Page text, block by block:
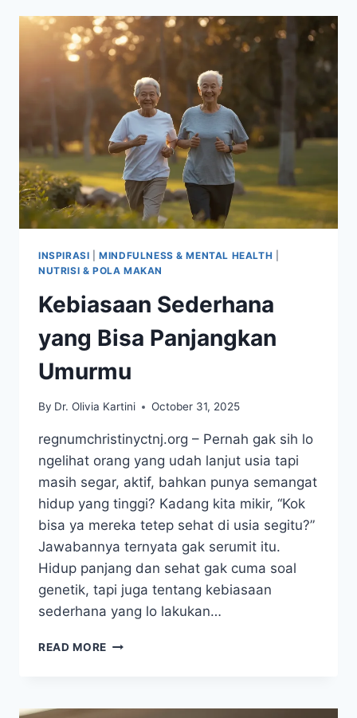
SETIAP
HARI:
TIPS
SEDERHANA
UNTUK
HIDUP
LEBIH
PRODUKTIF
INSPIRASI |MINDFULNESS & MENTAL HEALTH
NUTRISI & POLA MAKAN
Kebiasaan Sederhana
yang Bisa Panjangkan
Umurmu
By Dr. Olivia Kartini October 31, 2025
regnumchristinyctnj.org – Pernah gak sih lo
ngelihat orang yang udah lanjut usia tapi
masih segar, aktif, bahkan punya semangat
hidup yang tinggi? Kadang kita mikir, “Kok
bisa ya mereka tetep sehat di usia segitu?”
Jawabannya ternyata gak serumit itu.
Hidup panjang dan sehat gak cuma soal
genetik, tapi juga tentang kebiasaan
sederhana yang lo lakukan…
READ MORE KEBIASAAN
PANJANGKAN